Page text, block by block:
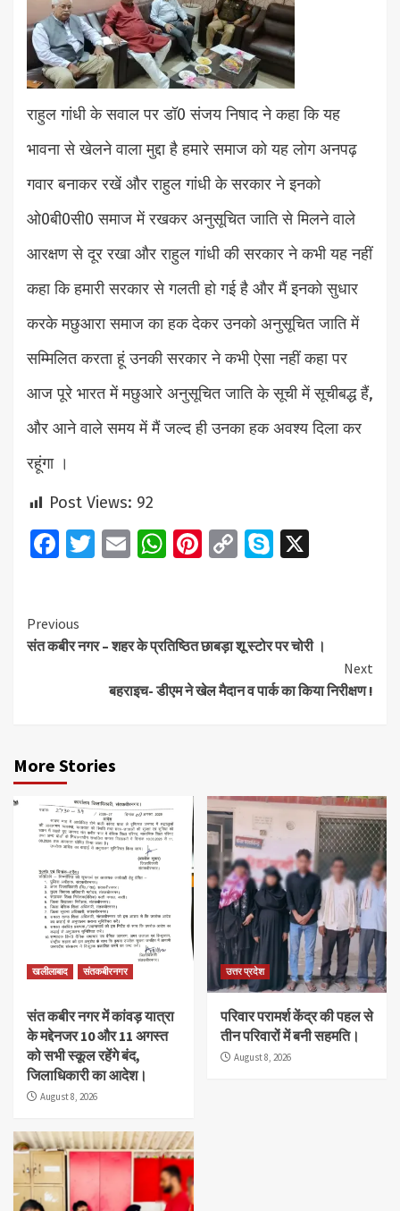
राहुल गांधी के सवाल पर डॉ0 संजय निषाद ने कहा कि यह
भावना से खेलने वाला मुद्दा है हमारे समाज को यह लोग अनपढ़
गवार बनाकर रखें और राहुल गांधी के सरकार ने इनको
ओ0बी0सी0 समाज में रखकर अनुसूचित जाति से मिलने वाले
आरक्षण से दूर रखा और राहुल गांधी की सरकार ने कभी यह नहीं
कहा कि हमारी सरकार से गलती हो गई है और मैं इनको सुधार
करके मछुआरा समाज का हक देकर उनको अनुसूचित जाति में
सम्मिलित करता हूं उनकी सरकार ने कभी ऐसा नहीं कहा पर
आज पूरे भारत में मछुआरे अनुसूचित जाति के सूची में सूचीबद्ध हैं,
और आने वाले समय में मैं जल्द ही उनका हक अवश्य दिला कर
रहूंगा ।
Post Views: 92
Facebook
Twitter
EmailWhatsApp
Pinterest
CopySkype
Continue
Reading
Previous
संत कबीर नगर – शहर के प्रतिष्ठित छाबड़ा शू स्टोर पर चोरी ।
Next
बहराइच- डीएम ने खेल मैदान व पार्क का किया निरीक्षण !
More Stories
खलीलाबाद संतकबीरनगर
संत कबीर नगर में कांवड़ यात्रा
के मद्देनजर 10 और 11 अगस्त
को सभी स्कूल रहेंगे बंद,
जिलाधिकारी का आदेश।
August 8, 2026
उत्तर प्रदेश
परिवार परामर्श केंद्र की पहल से
तीन परिवारों में बनी सहमति।
August 8, 2026